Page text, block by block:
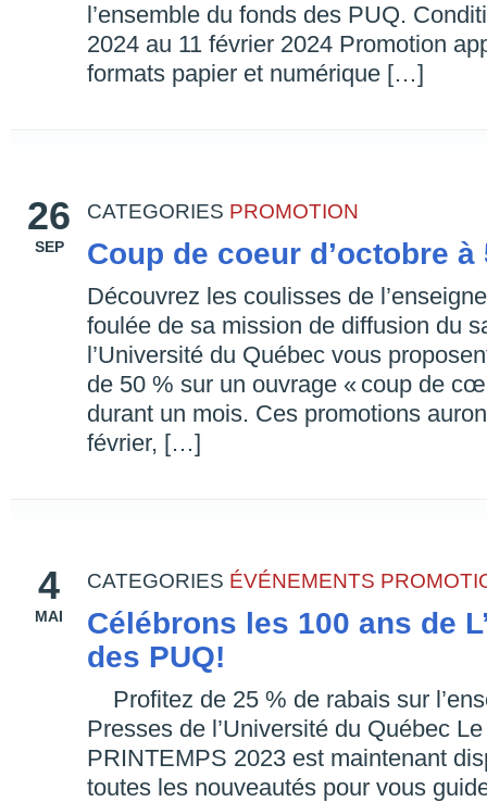
l’ensemble du fonds des PUQ.
2024 au 11 février 2024 Promotion
formats papier et numérique […]
26
SEP
CATEGORIES PROMOTION
Coup de coeur d’octobre à
Découvrez les coulisses de
foulée de sa mission de diffusion du
l’Université du Québec vous
de 50 % sur un ouvrage « coup de
durant un mois. Ces promotions
février, […]
4
MAI
CATEGORIES ÉVÉNEMENTS
Célébrons les 100 ans de
des PUQ!
Profitez de 25 % de rabais sur
Presses de l’Université du Québec
PRINTEMPS 2023 est maintenant
toutes les nouveautés pour vous